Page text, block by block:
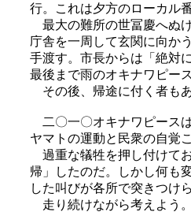
行。これは夕方のローカル
最大の難所の世冨慶へぬ
庁舎を一周して玄関に向か
手渡す。市長からは「絶対
最後まで雨のオキナワピー
その後、帰途に付く者も
二〇一〇オキナワピース
ヤマトの運動と民衆の自覚
過重な犠牲を押し付けて
帰」したのだ。しかし何も
した叫びが各所で突きつけ
走り続けながら考えよう